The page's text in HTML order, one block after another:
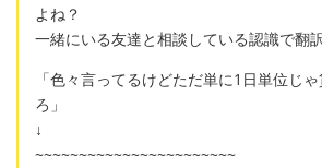
よね？
一緒にいる友達と相談している認識で翻訳
「色々言ってるけどただ単に1日単位じ
ろ」
↓
~~~~~~~~~~~~~~~~~~~~~~~